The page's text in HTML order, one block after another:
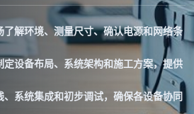
解环境、测量尺寸、确认电源和网络条
定设备布局、系统架构和施工方案，提供
、系统集成和初步调试，确保各设备协同